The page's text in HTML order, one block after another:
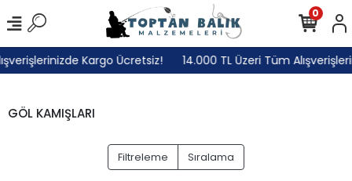
Kargo Ücretsiz! 14.000 TL Üzeri Tüm
0
GÖL KAMIŞLARI
Filtreleme Sıralama